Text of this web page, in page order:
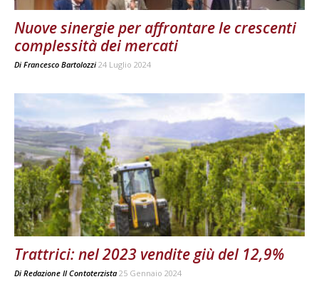
Nuove sinergie per affrontare le crescenti
complessità dei mercati
Di Francesco Bartolozzi 24 Luglio 2024
Trattrici: nel 2023 vendite giù del 12,9%
Di Redazione Il Contoterzista 25 Gennaio 2024